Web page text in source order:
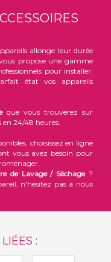
allonge leur durée
propose une gamme
pour installer,
état vos appareils
que vous trouverez sur
en 24/48 heures.
choisissez en ligne
vous avez besoin pour
de Lavage / Séchage?
n'hésitez pas à nous
: